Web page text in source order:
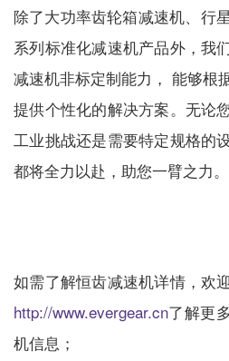
除了大功率齿轮箱减速机、 行
系列标准化减速机产品外，我
减速机非标定制能力， 能够根
提供个性化的解决方案。无论
工业挑战还是需要特定规格的
都将全力以赴，助您一臂之力。
如需了解恒齿减速机详情，欢
http://www.evergear.cn了解更
机信息；